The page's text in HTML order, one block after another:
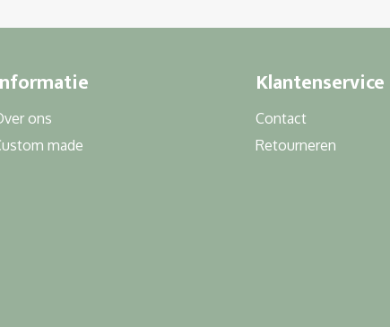
ons
made
Klantenservice
Contact
Retourneren